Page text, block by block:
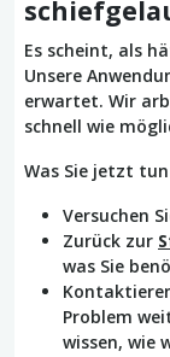
Es scheint, als
Unsere
erwartet. Wir
schnell wie
Was Sie jetzt
Versuchen
Zurück zur
was Sie
Problem
wissen, wie